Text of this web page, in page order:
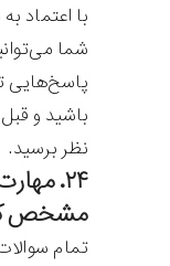
با اعتماد
شما
پاسخ‌هایی
باشید و
نظر برسید.
۲۴.
مشخص
تمام